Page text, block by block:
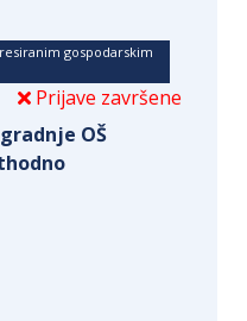
gospodarskim
Prijave završene
OŠ